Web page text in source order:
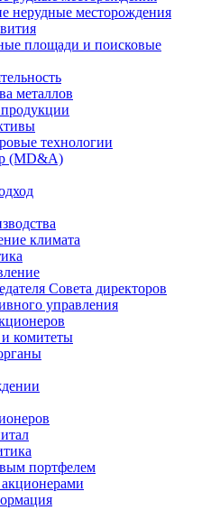
нерудные месторождения
площади и поисковые
металлов
технологии
(MD&A)
климата
Совета директоров
управления
комитеты
портфелем